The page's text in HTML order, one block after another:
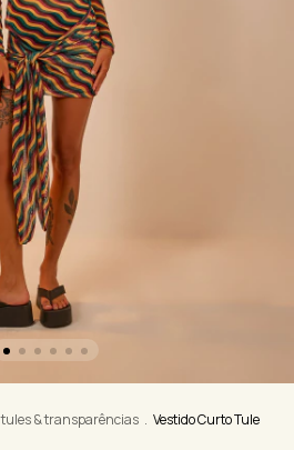
tules & transparências . Vestido Curto Tule